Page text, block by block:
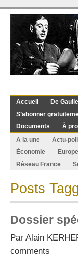
Accueil De
S’abonner
Documents
À
A la une
Actu-
Économie
Réseau France
Posts
Dossier
Par Alain
comments